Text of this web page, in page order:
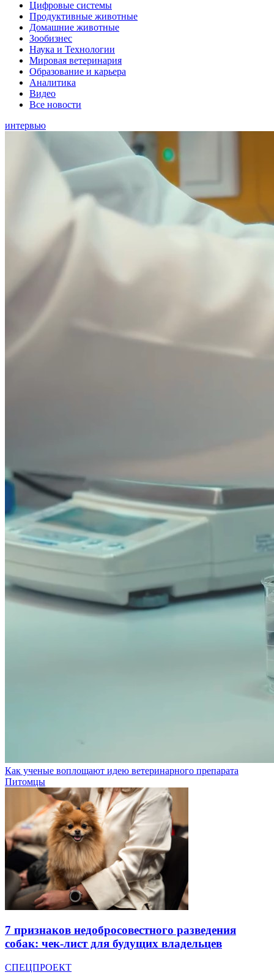
Цифровые системы
Продуктивные животные
Домашние животные
Зообизнес
Наука и Технологии
Мировая ветеринария
Образование и карьера
Аналитика
Видео
Все новости
интервью
Как ученые воплощают идею ветеринарного препарата
Питомцы
7 признаков недобросовестного разведения
собак: чек-лист для будущих владельцев
СПЕЦПРОЕКТ